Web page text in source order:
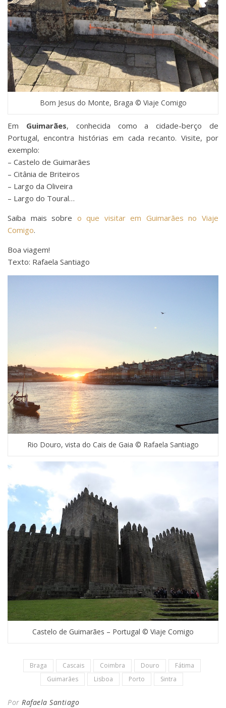
Bom Jesus do Monte, Braga © Viaje Comigo
Em Guimarães, conhecida como a cidade-berço de
Portugal, encontra histórias em cada recanto. Visite, por
exemplo:
– Castelo de Guimarães
– Citânia de Briteiros
– Largo da Oliveira
– Largo do Toural…
Saiba mais sobre o que visitar em Guimarães no Viaje
Comigo.
Boa viagem!
Texto: Rafaela Santiago
Rio Douro, vista do Cais de Gaia © Rafaela Santiago
Castelo de Guimarães – Portugal © Viaje Comigo
Braga Cascais Coimbra Douro
Fátima
Guimarães
Lisboa Porto Sintra
Por Rafaela Santiago